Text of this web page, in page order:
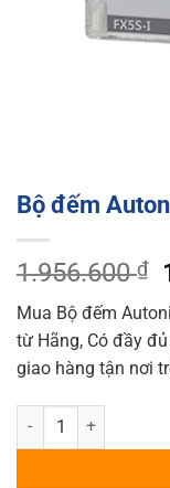
Bộ đếm
1.956.600₫
Mua Bộ đếm
từ Hãng, Có đầy
giao hàng tận nơi
Bộ đếm Autonics